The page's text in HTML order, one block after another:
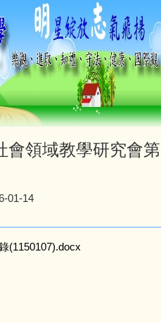
會領域教學研究會第
01-14
(1150107).docx